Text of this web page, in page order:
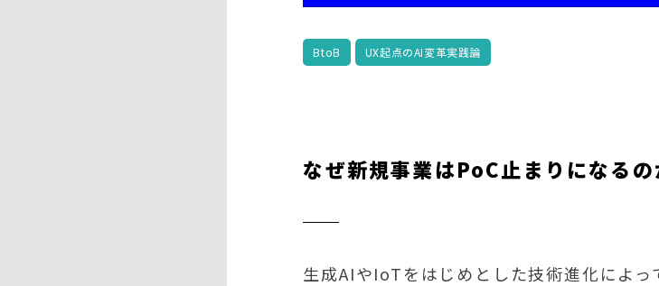
BtoB UX起点のAI変革実践論
なぜ新規事業はPoC止まりになるの
生成AIやIoTをはじめとした技術進化によ